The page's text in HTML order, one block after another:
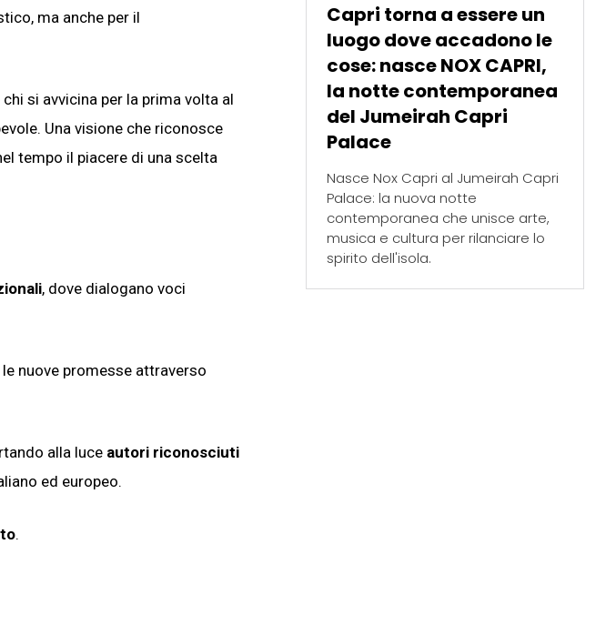
ma anche per il
si avvicina per la prima volta al
Una visione che riconosce
tempo il piacere di una scelta
, dove dialogano voci
nuove promesse attraverso
alla luce autori riconosciuti
ed europeo.
.
Capri torna a essere un
luogo dove accadono le
cose: nasce NOX CAPRI,
la notte contemporanea
del Jumeirah Capri
Palace
Nasce Nox Capri al Jumeirah Capri
Palace: la nuova notte
contemporanea che unisce arte,
musica e cultura per rilanciare lo
spirito dell'isola.